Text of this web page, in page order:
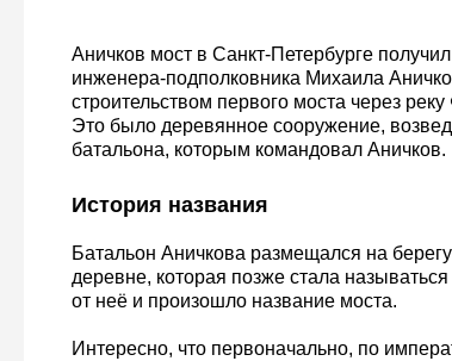
Аничков мост в Санкт-Петербурге
инженера-подполковника Михаила
строительством первого моста через
Это было деревянное сооружение,
батальона, которым командовал Аничков.
История названия
Батальон Аничкова размещался на
деревне, которая позже стала
от неё и произошло название моста.
Интересно, что первоначально, по